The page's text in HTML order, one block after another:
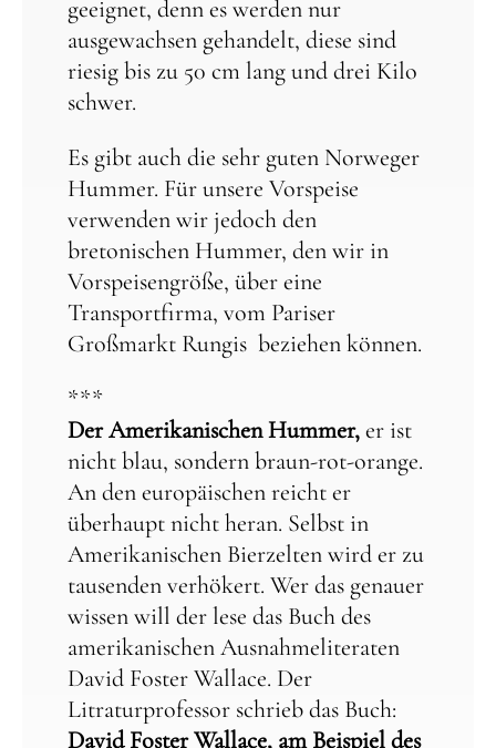
geeignet, denn es werden nur
ausgewachsen gehandelt, diese sind
riesig bis zu 50 cm lang und drei Kilo
schwer.
Es gibt auch die sehr guten Norweger
Hummer. Für unsere Vorspeise
verwenden wir jedoch den
bretonischen Hummer, den wir in
Vorspeisengröße, über eine
Transportfirma, vom Pariser
Großmarkt Rungis beziehen können.
***
Der Amerikanischen Hummer,er ist
nicht blau, sondern braun-rot-orange.
An den europäischen reicht er
überhaupt nicht heran. Selbst in
Amerikanischen Bierzelten wird er zu
tausenden verhökert. Wer das genauer
wissen will der lese das Buch des
amerikanischen Ausnahmeliteraten
David Foster Wallace. Der
Litraturprofessor schrieb das Buch:
David Foster Wallace, am Beispiel des